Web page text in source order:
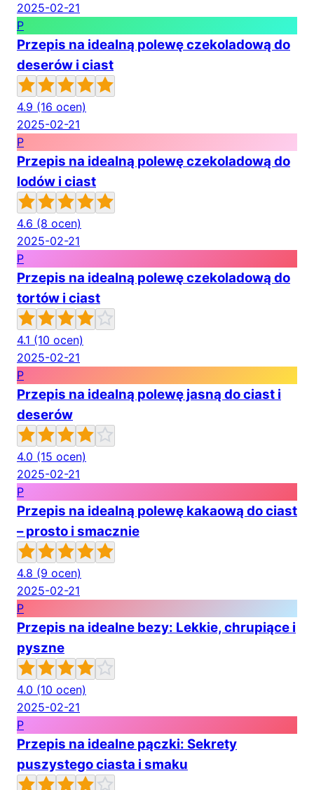
2025-02-21
P
Przepis na idealną polewę czekoladową do
deserów i ciast
4.9 (16 ocen)
2025-02-21
P
Przepis na idealną polewę czekoladową do
lodów i ciast
4.6 (8 ocen)
2025-02-21
P
Przepis na idealną polewę czekoladową do
tortów i ciast
4.1 (10 ocen)
2025-02-21
P
Przepis na idealną polewę jasną do ciast i
deserów
4.0 (15 ocen)
2025-02-21
P
Przepis na idealną polewę kakaową do ciast
– prosto i smacznie
4.8 (9 ocen)
2025-02-21
P
Przepis na idealne bezy: Lekkie, chrupiące i
pyszne
4.0 (10 ocen)
2025-02-21
P
Przepis na idealne pączki: Sekrety
puszystego ciasta i smaku